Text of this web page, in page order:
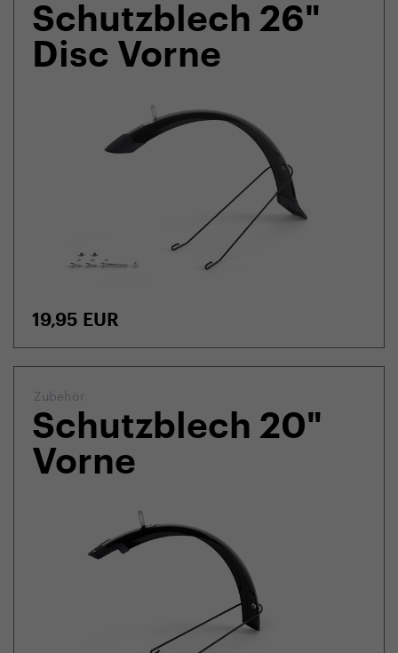
Schutzblech 26"
Disc Vorne
19,95 EUR
Zubehör
Schutzblech 20"
Vorne